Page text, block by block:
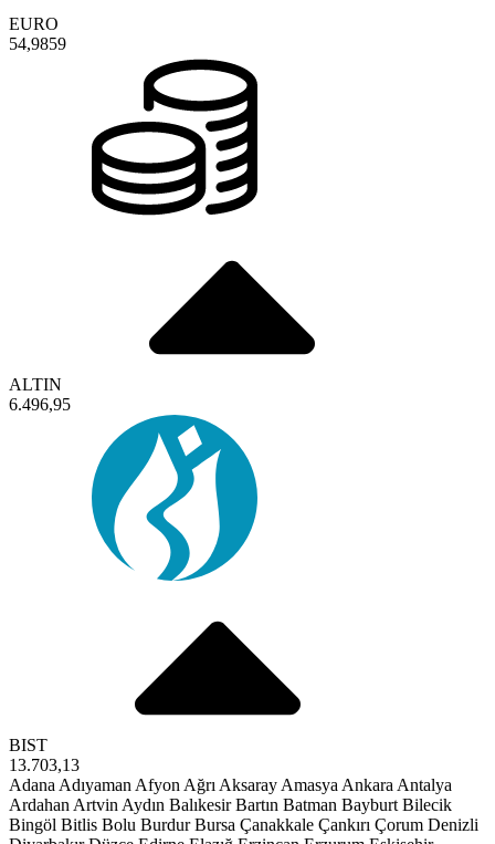
EURO
54,9859
ALTIN
6.496,95
BIST
13.703,13
Adana Adıyaman Afyon Ağrı Aksaray Amasya Ankara Antalya
Ardahan Artvin Aydın Balıkesir Bartın Batman Bayburt Bilecik
Bingöl Bitlis Bolu Burdur Bursa Çanakkale Çankırı Çorum Denizli